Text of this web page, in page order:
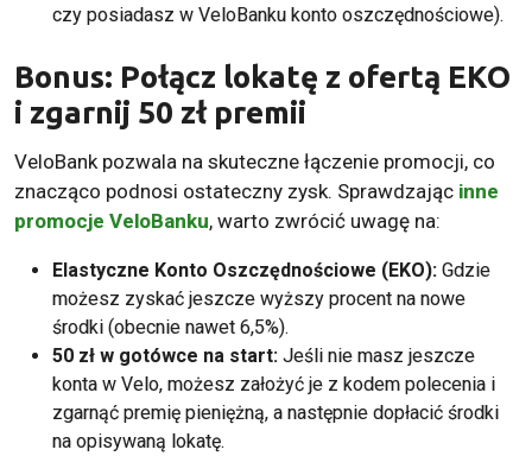
czy posiadasz w VeloBanku konto oszczędnościowe).
Bonus: Połącz lokatę z ofertą EKO
i zgarnij 50 zł premii
VeloBank pozwala na skuteczne łączenie promocji, co
znacząco podnosi ostateczny zysk. Sprawdzając inne
promocje VeloBanku, warto zwrócić uwagę na:
Elastyczne Konto Oszczędnościowe (EKO): Gdzie
możesz zyskać jeszcze wyższy procent na nowe
środki (obecnie nawet 6,5%).
50 zł w gotówce na start: Jeśli nie masz jeszcze
konta w Velo, możesz założyć je z kodem polecenia i
zgarnąć premię pieniężną, a następnie dopłacić środki
na opisywaną lokatę.